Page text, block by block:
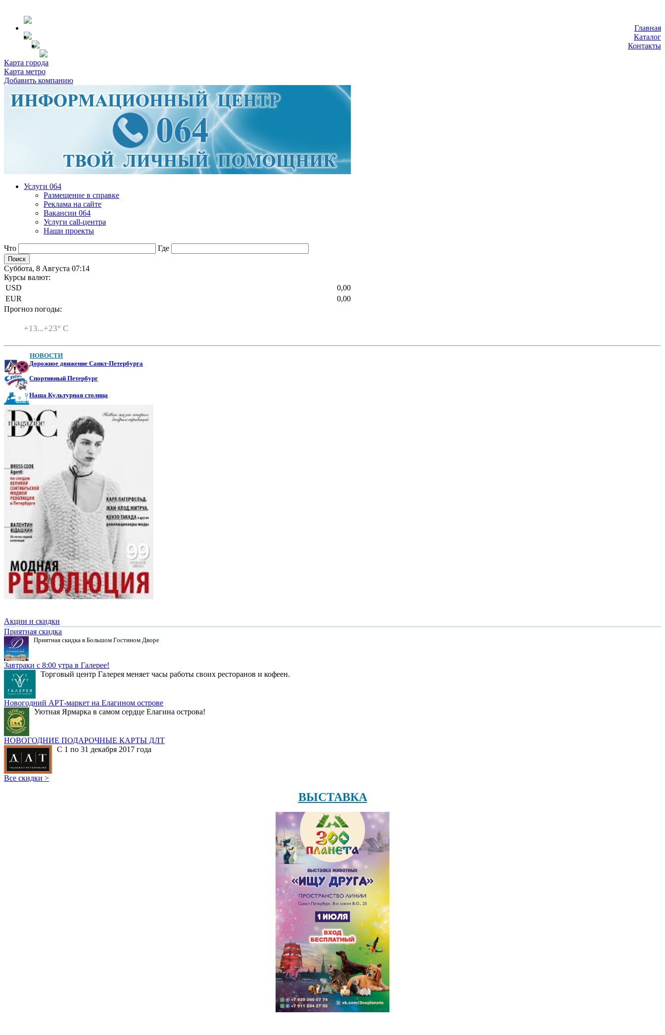
Главная
Каталог
Контакты
Карта города
Карта метро
Добавить компанию
Услуги 064
Размещение в справке
Реклама на сайте
Вакансии 064
Услуги call-центра
Наши проекты
Что Где
Суббота, 8 Августа 07:14
Курсы валют:
USD
0,00
EUR
0,00
Прогноз погоды:
+13...+23° C
НОВОСТИ
Дорожное движение Санкт-Петербурга
Спортивный Петербург
Наша Культурная столица
Акции и скидки
Приятная скидка
Приятная скидка в Большом Гостином Дворе
Завтраки с 8:00 утра в Галерее!
Торговый центр Галерея меняет часы работы своих ресторанов и кофеен.
Новогодний АРТ-маркет на Елагином острове
Уютная Ярмарка в самом сердце Елагина острова!
НОВОГОДНИЕ ПОДАРОЧНЫЕ КАРТЫ ДЛТ
С 1 по 31 декабря 2017 года
Все скидки >
ВЫСТАВКА